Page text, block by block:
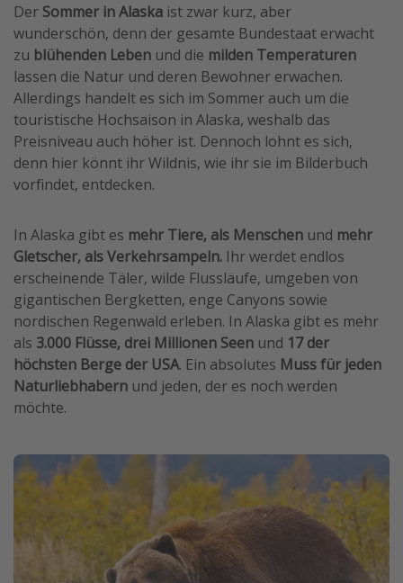
Der Sommer in Alaska ist zwar kurz, aber
wunderschön, denn der gesamte Bundestaat erwacht
zu blühenden Leben und die milden Temperaturen
lassen die Natur und deren Bewohner erwachen.
Allerdings handelt es sich im Sommer auch um die
touristische Hochsaison in Alaska, weshalb das
Preisniveau auch höher ist. Dennoch lohnt es sich,
denn hier könnt ihr Wildnis, wie ihr sie im Bilderbuch
vorfindet, entdecken.
In Alaska gibt es mehr Tiere, als Menschen und mehr
Gletscher, als Verkehrsampeln. Ihr werdet endlos
erscheinende Täler, wilde Flussläufe, umgeben von
gigantischen Bergketten, enge Canyons sowie
nordischen Regenwald erleben. In Alaska gibt es mehr
als 3.000 Flüsse, drei Millionen Seen und 17 der
höchsten Berge der USA. Ein absolutes Muss für jeden
Naturliebhabern und jeden, der es noch werden
möchte.